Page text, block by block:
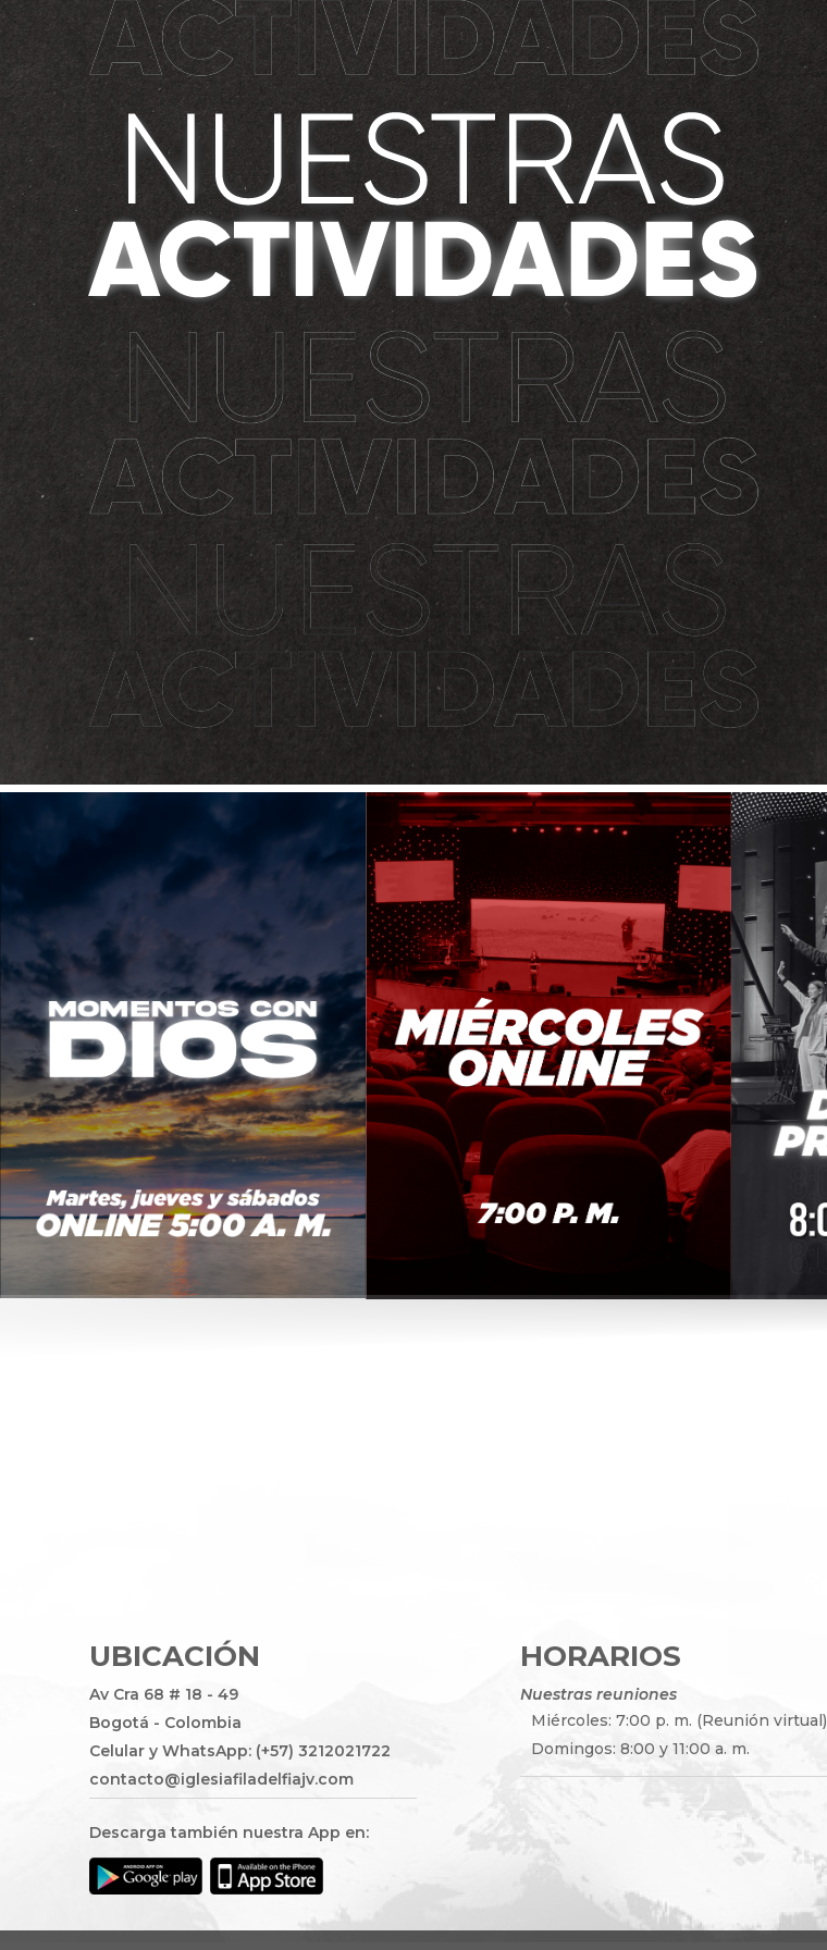
UBICACIÓN
Av Cra 68 # 18 - 49
Bogotá - Colombia
Celular y WhatsApp: (+57) 3212021722
contacto@iglesiafiladelfiajv.com
Descarga también nuestra App en:
HORARIOS
Nuestras reuniones
Miércoles: 7:00 p. m. (Reunión virtual)
Domingos: 8:00 y 11:00 a. m.